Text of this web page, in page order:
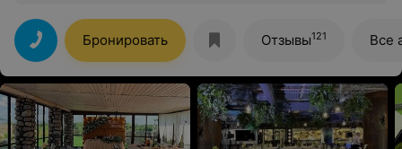
внимателен, чуть что, подскажет. Поварам отдельное
спасибо! Всё чистенько, помещение большое, два
этажа.
Бронировать Отзывы121 Все